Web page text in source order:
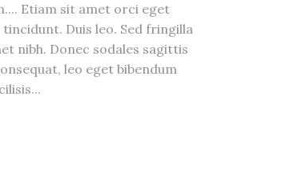
Etiam sit amet orci eget
tincidunt. Duis leo. Sed fringilla
nibh. Donec sodales sagittis
leo eget bibendum